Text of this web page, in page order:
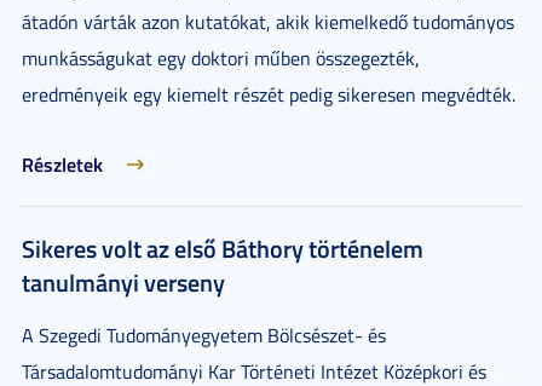
átadón várták azon kutatókat, akik kiemelkedő tudományos
munkásságukat egy doktori műben összegezték,
eredményeik egy kiemelt részét pedig sikeresen megvédték.
Részletek
Sikeres volt az első Báthory történelem
tanulmányi verseny
A Szegedi Tudományegyetem Bölcsészet- és
Társadalomtudományi Kar Történeti Intézet Középkori és